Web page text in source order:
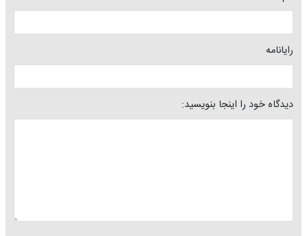
رایانامه
دیدگاه خود را اینجا بنویسید: